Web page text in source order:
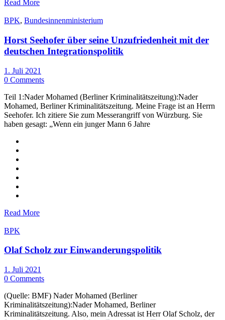
Read More
BPK, Bundesinnenministerium
Horst Seehofer über seine Unzufriedenheit mit der
deutschen Integrationspolitik
1. Juli 2021
0 Comments
Teil 1:Nader Mohamed (Berliner Kriminalitätszeitung):Nader
Mohamed, Berliner Kriminalitätszeitung. Meine Frage ist an Herrn
Seehofer. Ich zitiere Sie zum Messerangriff von Würzburg. Sie
haben gesagt: „Wenn ein junger Mann 6 Jahre
Read More
BPK
Olaf Scholz zur Einwanderungspolitik
1. Juli 2021
0 Comments
(Quelle: BMF) Nader Mohamed (Berliner
Kriminalitätszeitung):Nader Mohamed, Berliner
Kriminalitätszeitung. Also, mein Adressat ist Herr Olaf Scholz, der